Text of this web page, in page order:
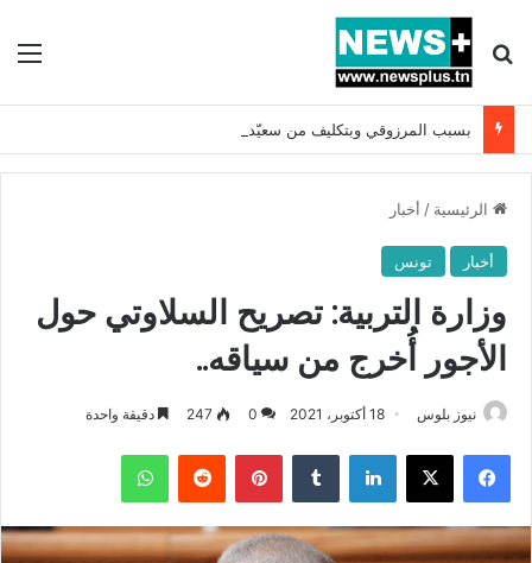
بحث عن
الرئيسية / أخبار
أخبار تونس
وزارة التربية: تصريح السلاوتي حول
الأجور أُخرج من سياقه..
نيوز بلوس 18 أكتوبر، 2021 0
247 دقيقة واحدة
فيسبوك X لينكدإن بينتيريست واتساب